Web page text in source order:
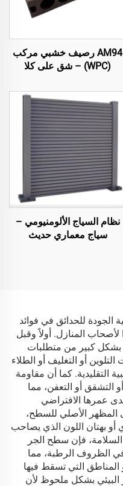
AM94 رصيف خشبي مركب
(WPC) – شق على كلا
(140×25 مم)
نظام السياج الألومنيومي –
سياج معماري حديث
الجودة للحدائق في فوائد
لأصحاب المنازل. أولاً وقبل
بشكل كبير من متطلبات
أو التغليف أو الطلاء
التقليدية. كما أن مقاومة
التشقق أو التعفن، مما
عمرها الافتراضي
المظهر الأصلي للسطح،
أو بهتان اللون الذي يصاحب
فإن سطح الجر
الظروف الرطبة، مما
المناطق التي تسقط فيها
البيئي بشكل ملحوظ لأن